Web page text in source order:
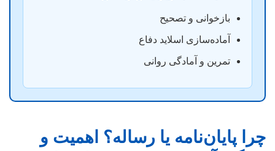
بازخوانی و تصحیح
آماده‌سازی اسلاید دفاع
تمرین و آمادگی روانی
چرا پایان‌نامه یا رساله؟ اهمیت و